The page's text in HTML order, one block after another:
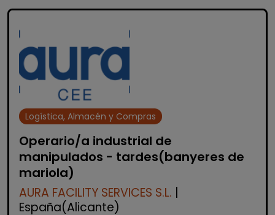
Logística, Almacén y Compras
Operario/a industrial de
manipulados - tardes(banyeres de
mariola)
AURA FACILITY SERVICES S.L. |
España(Alicante)